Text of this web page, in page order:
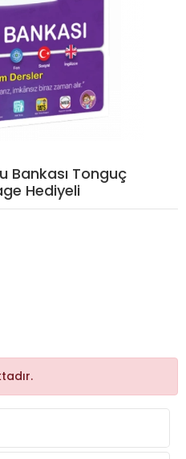
Bankası Tonguç
Hediyeli